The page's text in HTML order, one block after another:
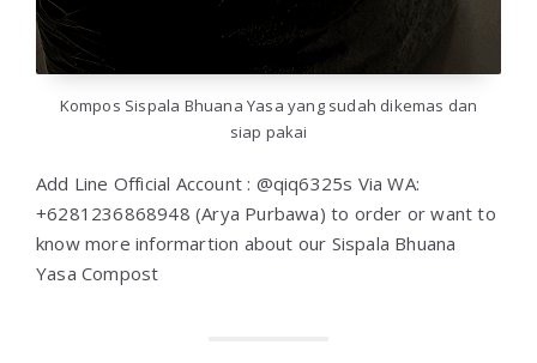
Kompos Sispala Bhuana Yasa yang sudah dikemas dan
siap pakai
Add Line Official Account : @qiq6325s Via WA:
+6281236868948 (Arya Purbawa) to order or want to
know more informartion about our Sispala Bhuana
Yasa Compost